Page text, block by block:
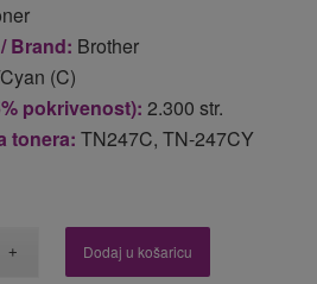
Brand: Brother
(C)
pokrivenost): 2.300 str.
tonera: TN247C, TN-247CY
Dodaj u košaricu